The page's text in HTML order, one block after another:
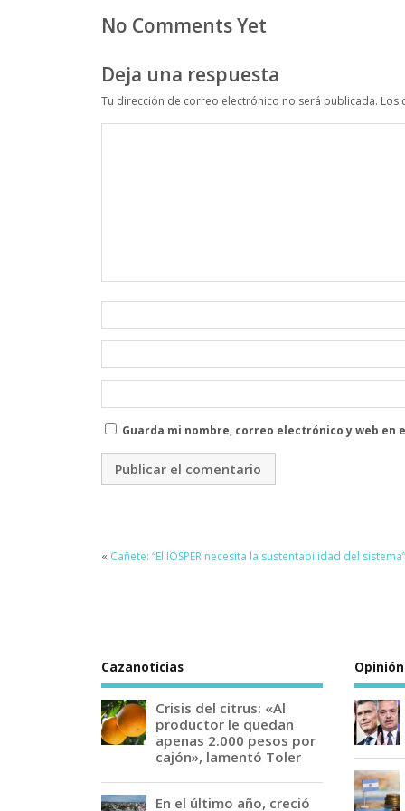
No Comments Yet
Deja una respuesta
Tu dirección de correo electrónico no será publicada. Los
Guarda mi nombre, correo electrónico y web
« Cañete: “El IOSPER necesita la sustentabilidad del sistema”
Cazanoticias
Crisis del citrus: «Al
productor le quedan
apenas 2.000 pesos por
cajón», lamentó Toler
En el último año, creció
Opinión